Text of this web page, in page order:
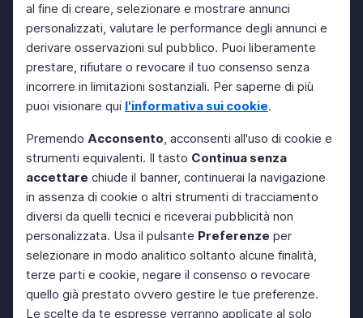
al fine di creare, selezionare e mostrare annunci
personalizzati, valutare le performance degli annunci e
derivare osservazioni sul pubblico. Puoi liberamente
prestare, rifiutare o revocare il tuo consenso senza
incorrere in limitazioni sostanziali. Per saperne di più
puoi visionare qui l'informativa sui cookie.
Premendo Acconsento, acconsenti all'uso di cookie e
strumenti equivalenti. Il tasto Continua senza
accettare chiude il banner, continuerai la navigazione
in assenza di cookie o altri strumenti di tracciamento
diversi da quelli tecnici e riceverai pubblicità non
personalizzata. Usa il pulsante Preferenze per
selezionare in modo analitico soltanto alcune finalità,
terze parti e cookie, negare il consenso o revocare
quello già prestato ovvero gestire le tue preferenze.
Le scelte da te espresse verranno applicate al solo